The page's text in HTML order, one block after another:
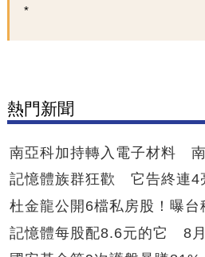
熱門新聞
南亞科加持轉入電子材料
記憶體族群狂歡 它告終連4
杜金龍公開6檔私房股！曝台
記憶體每股配8.6元的它 8